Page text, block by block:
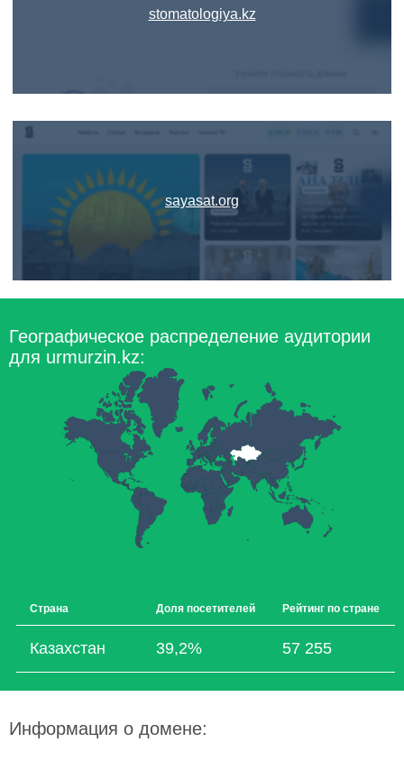
stomatologiya.kz
sayasat.org
Географическое распределение аудитории
для urmurzin.kz:
Страна Доля посетителей Рейтинг по стране
Казахстан 39,2% 57 255
Информация о домене: